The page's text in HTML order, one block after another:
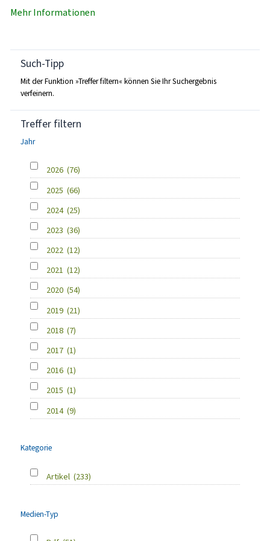
Mehr Informationen
Such-Tipp
Mit der Funktion »Treffer filtern« können Sie Ihr Suchergebnis
verfeinern.
Treffer filtern
Jahr
2026 (76)
2025 (66)
2024 (25)
2023 (36)
2022 (12)
2021 (12)
2020 (54)
2019 (21)
2018 (7)
2017 (1)
2016 (1)
2015 (1)
2014 (9)
Kategorie
Artikel (233)
Medien-Typ